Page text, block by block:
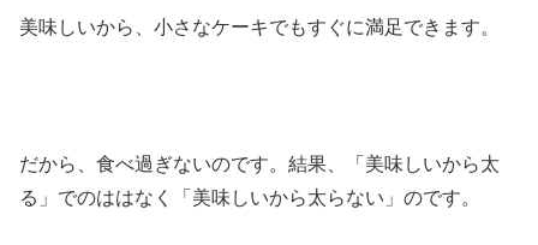
美味しいから、小さなケーキでもすぐに満足できます。
だから、食べ過ぎないのです。結果、「美味しいから太
る」でのははなく「美味しいから太らない」のです。